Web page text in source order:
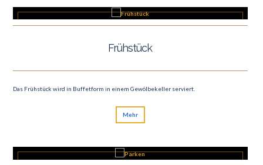
Frühstück
Das Frühstück wird in Buffetform in einem Gewölbekeller serviert.
Mehr